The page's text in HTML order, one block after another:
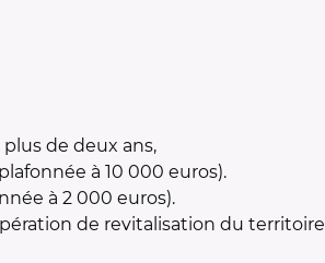
de deux ans,
à 10 000 euros).
à 2 000 euros).
de revitalisation du